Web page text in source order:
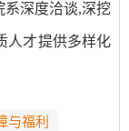
系深度洽谈,深挖
人才提供多样化
与福利